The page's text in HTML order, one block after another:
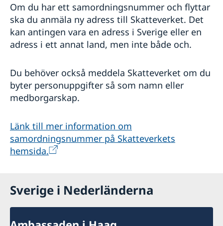
Om du har ett samordningsnummer och flyttar
ska du anmäla ny adress till Skatteverket. Det
kan antingen vara en adress i Sverige eller en
adress i ett annat land, men inte både och.
Du behöver också meddela Skatteverket om du
byter personuppgifter så som namn eller
medborgarskap.
Länk till mer information om
samordningsnummer på Skatteverkets
hemsida.
Sverige i Nederländerna